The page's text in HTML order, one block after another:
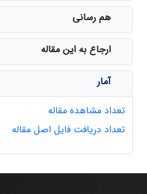
هم رسانی
ارجاع به این مقاله
آمار
تعداد مشاهده مقاله
تعداد دریافت فایل اصل مقاله